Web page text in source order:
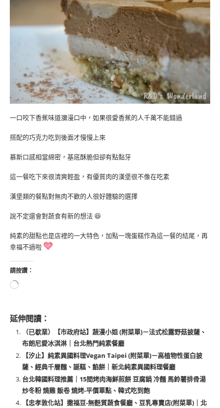
一口咬下香蕉味道瀰漫口中，如果很愛香蕉的人千萬不能錯過
搭配的巧克力吃到後面才慢慢上來
慕斯口感相當綿密，基底酥脆但卻有點黏牙
這一餐吃下來很清爽輕盈，有優質肉的漢堡很不像在吃素
漢堡類的餐點對無肉不歡的人很好體驗的選擇
說不定還會對蔬食有新的想法 😆
純素的甜點也是店裡的一大特色，加點一塊蛋糕作為這一餐的結尾，再
幸福不過啦
請按讚：
延伸閱讀：
（已歇業）【市政府站】蔬漫小姐 (附菜單)－法式松露野菇披薩、
布朗尼愛冰淇淋｜台北熱門純素餐廳
【汐止】純素異國料理Vegan Taipei (附菜單)－高植物性蛋白披
薩、經典千層麵、誕糕、餡餅｜新北純素異國料理餐廳
台北韓國料理推薦｜15間烤肉海鮮煎餅 豆腐鍋 冷麵 馬鈴薯排骨湯
炒冬粉 燒雞 飯卷 燒烤-平價單點、韓式吃到飽
【忠孝敦化站】撒福豆-無麩質蔬食餐廳、豆乳專賣店(附菜單)｜北